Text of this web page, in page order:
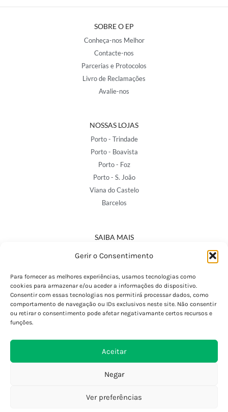
Gerir o Consentimento
Para fornecer as melhores experiências, usamos tecnologias como
cookies para armazenar e/ou aceder a informações do dispositivo.
Consentir com essas tecnologias nos permitirá processar dados, como
comportamento de navegação ou IDs exclusivos neste site. Não consentir
ou retirar o consentimento pode afetar negativamante certos recursos e
funções.
Aceitar
Negar
Ver preferências
SOBRE O EP
Conheça-nos Melhor
Contacte-nos
Parcerias e Protocolos
Livro de Reclamações
Avalie-nos
NOSSAS LOJAS
Porto - Trindade
Porto - Boavista
Porto - Foz
Porto - S. João
Viana do Castelo
Barcelos
SAIBA MAIS
Política de Privacidade
Termos e Condições
Perguntas Frequentes
Custos de Envio
Encomendas Internacionais
Devoluções e Trocas